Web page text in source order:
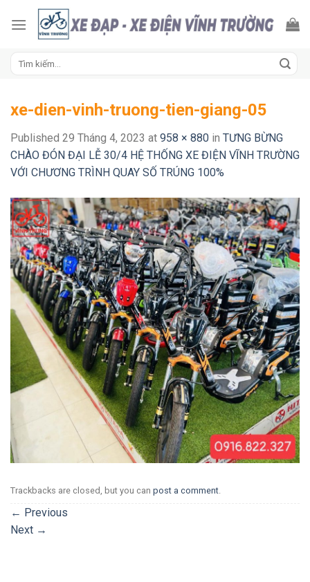
xe-dien-vinh-truong-tien-giang-05
Published 29 Tháng 4, 2023 at 958 × 880 in TƯNG BỪNG
CHÀO ĐÓN ĐẠI LỄ 30/4 HỆ THỐNG XE ĐIỆN VĨNH TRƯỜNG
VỚI CHƯƠNG TRÌNH QUAY SỐ TRÚNG 100%
Trackbacks are closed, but you can post a comment.
← Previous
Next →